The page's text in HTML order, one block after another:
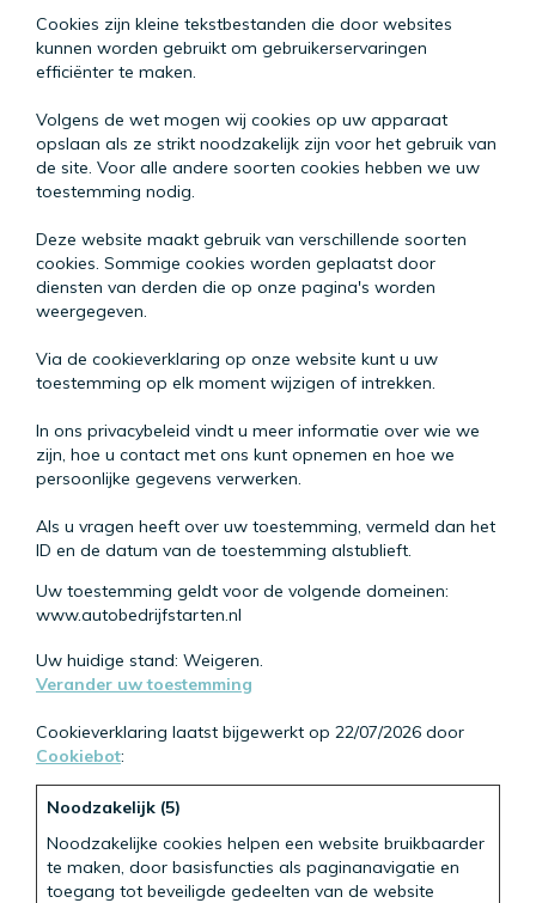
Cookies zijn kleine tekstbestanden die door websites
kunnen worden gebruikt om gebruikerservaringen
efficiënter te maken.
Volgens de wet mogen wij cookies op uw apparaat
opslaan als ze strikt noodzakelijk zijn voor het gebruik van
de site. Voor alle andere soorten cookies hebben we uw
toestemming nodig.
Deze website maakt gebruik van verschillende soorten
cookies. Sommige cookies worden geplaatst door
diensten van derden die op onze pagina's worden
weergegeven.
Via de cookieverklaring op onze website kunt u uw
toestemming op elk moment wijzigen of intrekken.
In ons privacybeleid vindt u meer informatie over wie we
zijn, hoe u contact met ons kunt opnemen en hoe we
persoonlijke gegevens verwerken.
Als u vragen heeft over uw toestemming, vermeld dan het
ID en de datum van de toestemming alstublieft.
Uw toestemming geldt voor de volgende domeinen:
www.autobedrijfstarten.nl
Uw huidige stand: Weigeren.
Verander uw toestemming
Cookieverklaring laatst bijgewerkt op 22/07/2026 door
Cookiebot:
Noodzakelijk (5)
Noodzakelijke cookies helpen een website bruikbaarder
te maken, door basisfuncties als paginanavigatie en
toegang tot beveiligde gedeelten van de website